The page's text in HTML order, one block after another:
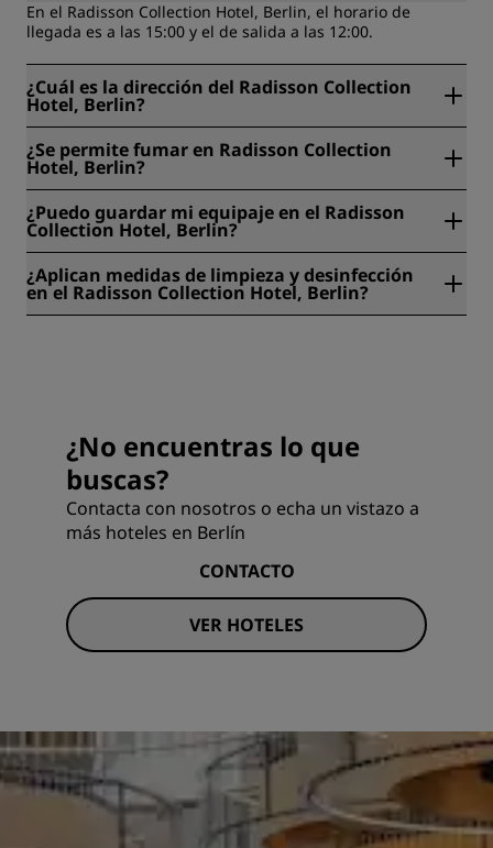
En el Radisson Collection Hotel, Berlin, el horario de
llegada es a las 15:00 y el de salida a las 12:00.
¿Cuál es la dirección del Radisson Collection
Hotel, Berlin?
Liebknecht-Strasse 3, Berlín, Alemania.
¿Se permite fumar en Radisson Collection
Hotel, Berlin?
Hotel, Berlin.
¿Puedo guardar mi equipaje en el Radisson
Collection Hotel, Berlin?
Berlin.
¿Aplican medidas de limpieza y desinfección
en el Radisson Collection Hotel, Berlin?
¿No encuentras lo que
buscas?
Contacta con nosotros o echa un vistazo a
más hoteles en Berlín
CONTACTO
VER HOTELES